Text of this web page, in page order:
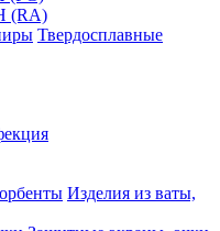
(RA)
Твердосплавные
Изделия из ваты,